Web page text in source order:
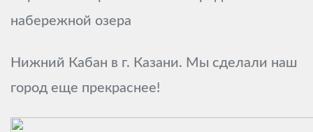
набережной озера
Нижний Кабан в г. Казани. Мы сделали наш
город еще прекраснее!